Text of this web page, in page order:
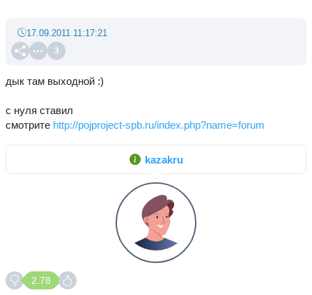
3
17.09.2011 11:17:21
дык там выходной :)
с нуля ставил
смотрите http://pojproject-spb.ru/index.php?name=forum
kazakru
2.78